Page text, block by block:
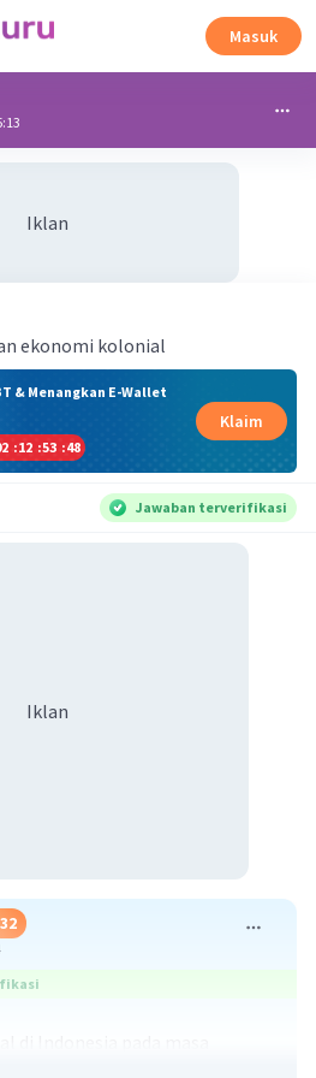
Masuk
Iklan
ekonomi kolonial
& Menangkan E-Wallet
:12 :53 :47
Klaim
Jawaban terverifikasi
Iklan